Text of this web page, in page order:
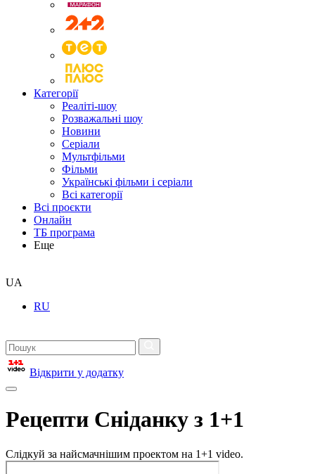
Категорії
Реаліті-шоу
Розважальні шоу
Новини
Серіали
Мультфільми
Фільми
Українські фільми і серіали
Всі категорії
Всі проєкти
Онлайн
ТБ програма
Еще
UA
RU
Відкрити у додатку
Рецепти Сніданку з 1+1
Слідкуй за найсмачнішим проектом на 1+1 video.